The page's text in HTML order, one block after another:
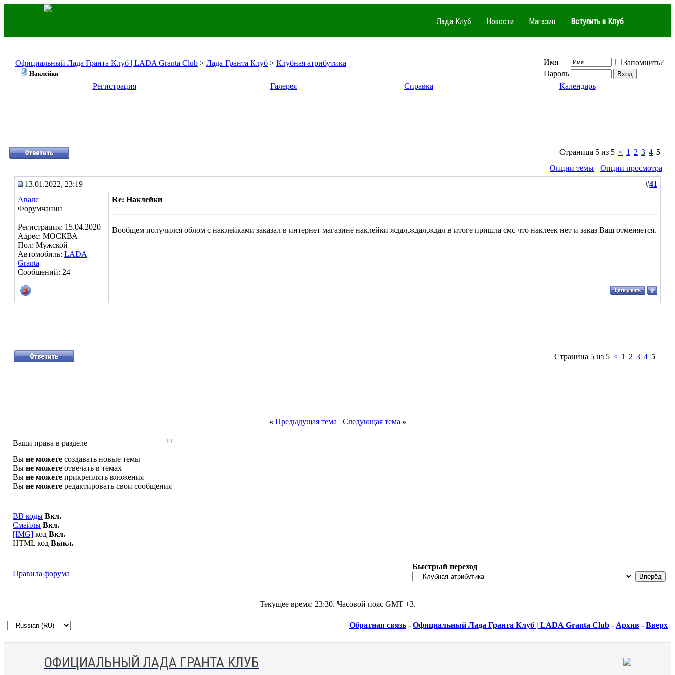
Лада Клуб Новости Магазин Вступить в Клуб
Официальный Лада Гранта Клуб | LADA Granta Club > Лада Гранта Клуб > Клубная атрибутика
Наклейки
Имя
Запомнить?
Пароль
Регистрация
Галерея Справка Календарь
Страница 5 из 5 < 1 2 3 4 5
Опции темы
Опции просмотра
13.01.2022, 23:19
#41
Авалс
Форумчанин
Регистрация: 15.04.2020
Адрес: МОСКВА
Пол: Мужской
Автомобиль: LADA
Granta
Сообщений: 24
Re: Наклейки
Вообщем получился облом с наклейками заказал в интернет магазине наклейки ждал,ждал,ждал в итоге пришла смс что наклеек нет и заказ Ваш отменяется.
Страница 5 из 5 < 1 2 3 4 5
« Предыдущая тема | Следующая тема »
Ваши права в разделе
Вы не можете создавать новые темы
Вы не можете отвечать в темах
Вы не можете прикреплять вложения
Вы не можете редактировать свои сообщения
BB коды Вкл.
Смайлы Вкл.
[IMG] код Вкл.
HTML код Выкл.
Правила форума
Быстрый переход
Текущее время: 23:30. Часовой пояс GMT +3.
Обратная связь - Официальный Лада Гранта Клуб | LADA Granta Club - Архив - Вверх
ОФИЦИАЛЬНЫЙ ЛАДА ГРАНТА КЛУБ